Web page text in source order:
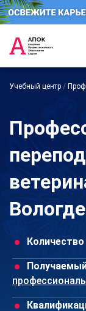
Учебный центр /
Вологде